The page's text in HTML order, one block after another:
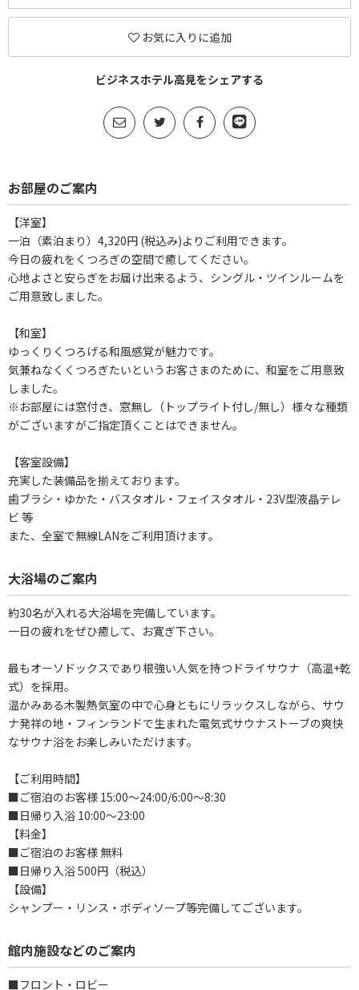
お気に入りに追加
ビジネスホテル高見をシェアする
お部屋のご案内
【洋室】
一泊（素泊まり）4,320円 (税込み)よりご利用できます。
今日の疲れをくつろぎの空間で癒してください。
心地よさと安らぎをお届け出来るよう、シングル・ツインルームを
ご用意致しました。
【和室】
ゆっくりくつろげる和風感覚が魅力です。
気兼ねなくくつろぎたいというお客さまのために、和室をご用意致
しました。
※お部屋には窓付き、窓無し（トップライト付し/無し）様々な種類
がございますがご指定頂くことはできません。
【客室設備】
充実した装備品を揃えております。
歯ブラシ・ゆかた・バスタオル・フェイスタオル・23V型液晶テレ
ビ 等
また、全室で無線LANをご利用頂けます。
大浴場のご案内
約30名が入れる大浴場を完備しています。
一日の疲れをぜひ癒して、お寛ぎ下さい。
最もオーソドックスであり根強い人気を持つドライサウナ（高温+乾
式）を採用。
温かみある木製熱気室の中で心身ともにリラックスしながら、サウ
ナ発祥の地・フィンランドで生まれた電気式サウナストーブの爽快
なサウナ浴をお楽しみいただけます。
【ご利用時間】
■ご宿泊のお客様 15:00～24:00/6:00～8:30
■日帰り入浴 10:00～23:00
【料金】
■ご宿泊のお客様 無料
■日帰り入浴 500円（税込）
【設備】
シャンプー・リンス・ボディソープ等完備してございます。
館内施設などのご案内
■フロント・ロビー